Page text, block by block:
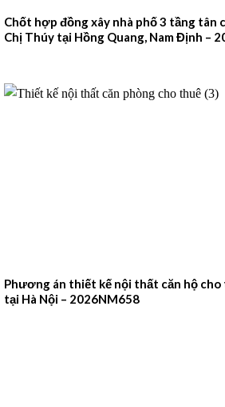
Chốt hợp đồng xây nhà phố 3 tầng tân
Chị Thúy tại Hồng Quang, Nam Định –
Phương án thiết kế nội thất căn hộ cho
tại Hà Nội – 2026NM658